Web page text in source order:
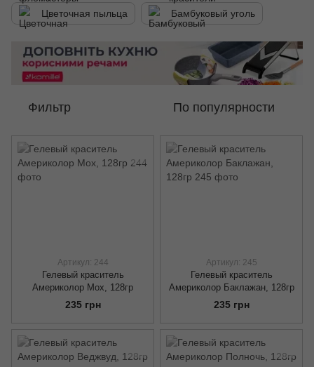
Цветочная пыльца Бамбуковый уголь
Фильтр По популярности
Артикул: 244
Гелевый краситель
Америколор Мох, 128гр
235 грн
Артикул: 245
Гелевый краситель
Америколор Баклажан, 128гр
235 грн